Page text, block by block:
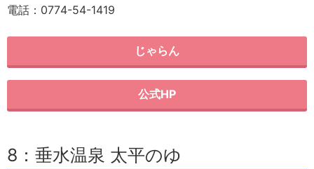
電話：0774-54-1419
じゃらん
公式HP
8：垂水温泉 太平のゆ